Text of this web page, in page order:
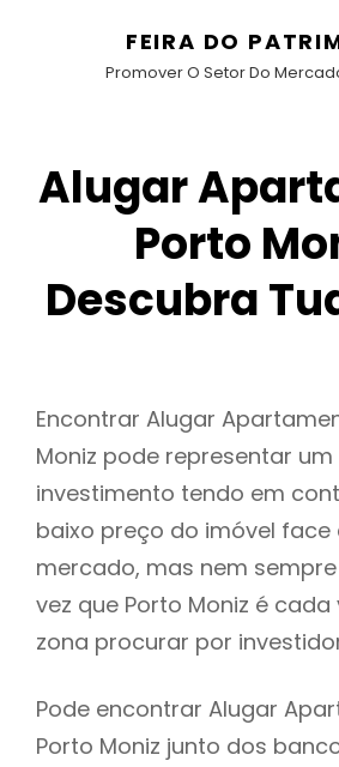
FEIRA DO
Promover O Setor Do
Alugar
Porto
Descubra
Encontrar Alugar
Moniz pode representar
investimento tendo em
baixo preço do imóvel face
mercado, mas nem
vez que Porto Moniz é
zona procurar por
Pode encontrar Alugar
Porto Moniz junto dos